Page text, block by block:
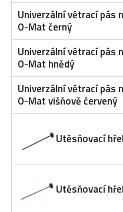
Univerzální větrací pás
O-Mat černý
Univerzální větrací pás
O-Mat hnědý
Univerzální větrací pás
O-Mat višňově červený
Utěsňovací
Utěsňovací